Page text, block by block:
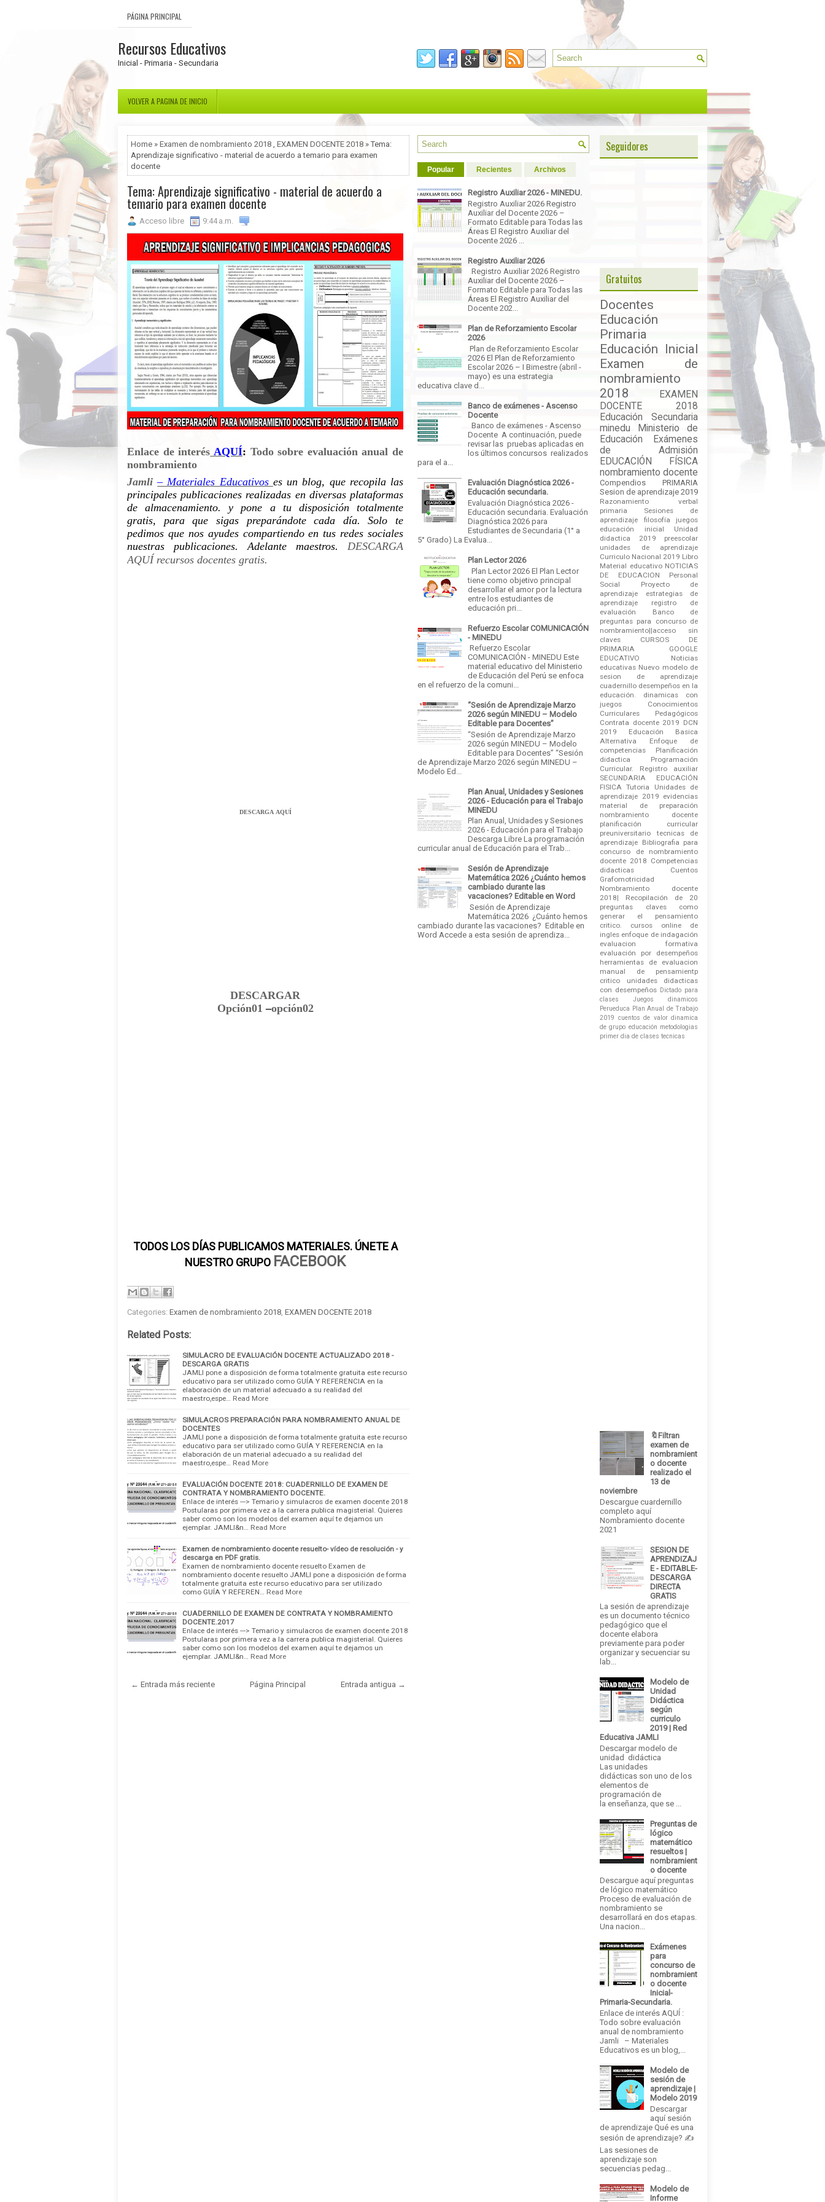
PÁGINA PRINCIPAL
Recursos Educativos
Inicial - Primaria - Secundaria
VOLVER A PAGINA DE INICIO
Home » Examen de nombramiento 2018 , EXAMEN DOCENTE 2018 » Tema:
Aprendizaje significativo - material de acuerdo a temario para examen
docente
Tema: Aprendizaje significativo - material de acuerdo a
temario para examen docente
Acceso libre 9:44 a.m.
Enlace de interés AQUÍ: Todo sobre evaluación anual de
nombramiento
Jamli – Materiales Educativos es un blog, que recopila las
principales publicaciones realizadas en diversas plataformas
de almacenamiento. y pone a tu disposición totalmente
gratis, para que sigas preparándote cada día. Solo te
pedimos que nos ayudes compartiendo en tus redes sociales
nuestras publicaciones. Adelante maestros. DESCARGA
AQUÍ recursos docentes gratis.
DESCARGA AQUÍ
DESCARGAR
Opción01–opción02
TODOS LOS DÍAS PUBLICAMOS MATERIALES. ÚNETE A
NUESTRO GRUPO FACEBOOK
Categories: Examen de nombramiento 2018, EXAMEN DOCENTE 2018
Related Posts:
SIMULACRO DE EVALUACIÓN DOCENTE ACTUALIZADO 2018 -
DESCARGA GRATIS
JAMLI pone a disposición de forma totalmente gratuita este recurso
educativo para ser utilizado como GUÍA Y REFERENCIA en la
elaboración de un material adecuado a su realidad del
maestro,espe… Read More
SIMULACROS PREPARACIÓN PARA NOMBRAMIENTO ANUAL DE
DOCENTES
JAMLI pone a disposición de forma totalmente gratuita este recurso
educativo para ser utilizado como GUÍA Y REFERENCIA en la
elaboración de un material adecuado a su realidad del
maestro,espe… Read More
EVALUACIÓN DOCENTE 2018: CUADERNILLO DE EXAMEN DE
CONTRATA Y NOMBRAMIENTO DOCENTE.
Enlace de interés ---> Temario y simulacros de examen docente 2018
Postularas por primera vez a la carrera publica magisterial. Quieres
saber como son los modelos del examen aquí te dejamos un
ejemplar. JAMLI&n… Read More
Examen de nombramiento docente resuelto- vídeo de resolución - y
descarga en PDF gratis.
Examen de nombramiento docente resuelto Examen de
nombramiento docente resuelto JAMLI pone a disposición de forma
totalmente gratuita este recurso educativo para ser utilizado
como GUÍA Y REFEREN… Read More
CUADERNILLO DE EXAMEN DE CONTRATA Y NOMBRAMIENTO
DOCENTE.2017
Enlace de interés ---> Temario y simulacros de examen docente 2018
Postularas por primera vez a la carrera publica magisterial. Quieres
saber como son los modelos del examen aquí te dejamos un
ejemplar. JAMLI&n… Read More
← Entrada más reciente Entrada antigua →
Página Principal
Popular Recientes Archivos
Registro Auxiliar 2026 - MINEDU.
Registro Auxiliar 2026 Registro
Auxiliar del Docente 2026 –
Formato Editable para Todas las
Áreas El Registro Auxiliar del
Docente 2026 ...
Registro Auxiliar 2026
Registro Auxiliar 2026 Registro
Auxiliar del Docente 2026 –
Formato Editable para Todas las
Áreas El Registro Auxiliar del
Docente 202...
Plan de Reforzamiento Escolar
2026
Plan de Reforzamiento Escolar
2026 El Plan de Reforzamiento
Escolar 2026 – I Bimestre (abril -
mayo) es una estrategia
educativa clave d...
Banco de exámenes - Ascenso
Docente
Banco de exámenes - Ascenso
Docente A continuación, puede
revisar las pruebas aplicadas en
los últimos concursos realizados
para el a...
Evaluación Diagnóstica 2026 -
Educación secundaria.
Evaluación Diagnóstica 2026 -
Educación secundaria. Evaluación
Diagnóstica 2026 para
Estudiantes de Secundaria (1° a
5° Grado) La Evalua...
Plan Lector 2026
Plan Lector 2026 El Plan Lector
tiene como objetivo principal
desarrollar el amor por la lectura
entre los estudiantes de
educación pri...
Refuerzo Escolar COMUNICACIÓN
- MINEDU
Refuerzo Escolar
COMUNICACIÓN - MINEDU Este
material educativo del Ministerio
de Educación del Perú se enfoca
en el refuerzo de la comuni...
“Sesión de Aprendizaje Marzo
2026 según MINEDU – Modelo
Editable para Docentes”
“Sesión de Aprendizaje Marzo
2026 según MINEDU – Modelo
Editable para Docentes” “Sesión
de Aprendizaje Marzo 2026 según MINEDU –
Modelo Ed...
Plan Anual, Unidades y Sesiones
2026 - Educación para el Trabajo
MINEDU
Plan Anual, Unidades y Sesiones
2026 - Educación para el Trabajo
Descarga Libre La programación
curricular anual de Educación para el Trab...
Sesión de Aprendizaje
Matemática 2026 ¿Cuánto hemos
cambiado durante las
vacaciones? Editable en Word
Sesión de Aprendizaje
Matemática 2026 ¿Cuánto hemos
cambiado durante las vacaciones? Editable en
Word Accede a esta sesión de aprendiza...
Seguidores
Gratuitos
Docentes
Educación
Primaria
Educación Inicial
Examen de
nombramiento
2018
EXAMEN
DOCENTE 2018
Educación Secundaria
minedu
Ministerio de
Educación
Exámenes
de Admisión
EDUCACIÓN FÍSICA
nombramiento docente
Compendios
PRIMARIA
Sesion de aprendizaje 2019
Razonamiento verbal
primaria
Sesiones de
aprendizaje
filosofía
juegos
educación inicial
Unidad
didactica 2019
preescolar
unidades de aprendizaje
Curriculo Nacional 2019 Libro
Material educativo NOTICIAS
DE EDUCACION
Personal
Social
Proyecto de
aprendizaje
estrategias de
aprendizaje
registro de
evaluación
Banco de
preguntas para concurso de
nombramiento||acceso sin
claves
CURSOS DE
PRIMARIA
GOOGLE
EDUCATIVO
Noticias
educativas Nuevo modelo de
sesion de aprendizaje
cuadernillo desempeños en la
educación.
dinamicas con
juegos
Conocimientos
Curriculares Pedagógicos
Contrata docente 2019 DCN
2019
Educación Basica
Alternativa
Enfoque de
competencias
Planificación
didactica
Programación
Curricular.
Registro auxiliar
SECUNDARIA EDUCACIÓN
FISICA Tutoria
Unidades de
aprendizaje 2019 evidencias
material de preparación
nombramiento docente
planificación curricular
preuniversitario
tecnicas de
aprendizaje Bibliografia para
concurso de nombramiento
docente 2018 Competencias
didacticas
Cuentos
Grafomotricidad
Nombramiento docente
2018| Recopilación de 20
preguntas claves
como
generar el pensamiento
critico.
cursos online de
ingles enfoque de indagación
evaluacion formativa
evaluación por desempeños
herramientas de evaluacion
manual de pensamientp
critico
unidades didacticas
con desempeños Dictado para
clases
Juegos dinamicos
Perueduca Plan Anual de Trabajo
2019 cuentos de valor dinamica
de grupo educación metodologias
primer dia de clases tecnicas
🔖Filtran
examen de
nombramient
o docente
realizado el
13 de
noviembre
Descargue cuardernillo
completo aquí
Nombramiento docente
2021
SESION DE
APRENDIZAJ
E - EDITABLE-
DESCARGA
DIRECTA
GRATIS
La sesión de aprendizaje
es un documento técnico
pedagógico que el
docente elabora
previamente para poder
organizar y secuenciar su
lab...
Modelo de
Unidad
Didáctica
según
curriculo
2019 | Red
Educativa JAMLI
Descargar modelo de
unidad didáctica
Las unidades
didácticas son uno de los
elementos de
programación de
la enseñanza, que se ...
Preguntas de
lógico
matemático
resueltos |
nombramient
o docente
Descargue aquí preguntas
de lógico matemático
Proceso de evaluación de
nombramiento se
desarrollará en dos etapas.
Una nacion...
Exámenes
para
concurso de
nombramient
o docente
Inicial-
Primaria-Secundaria.
Enlace de interés AQUÍ :
Todo sobre evaluación
anual de nombramiento
Jamli – Materiales
Educativos es un blog,...
Modelo de
sesión de
aprendizaje |
Modelo 2019
Descargar
aquí sesión
de aprendizaje Qué es una
sesión de aprendizaje? ✍
Las sesiones de
aprendizaje son
secuencias pedag...
Modelo de
Informe